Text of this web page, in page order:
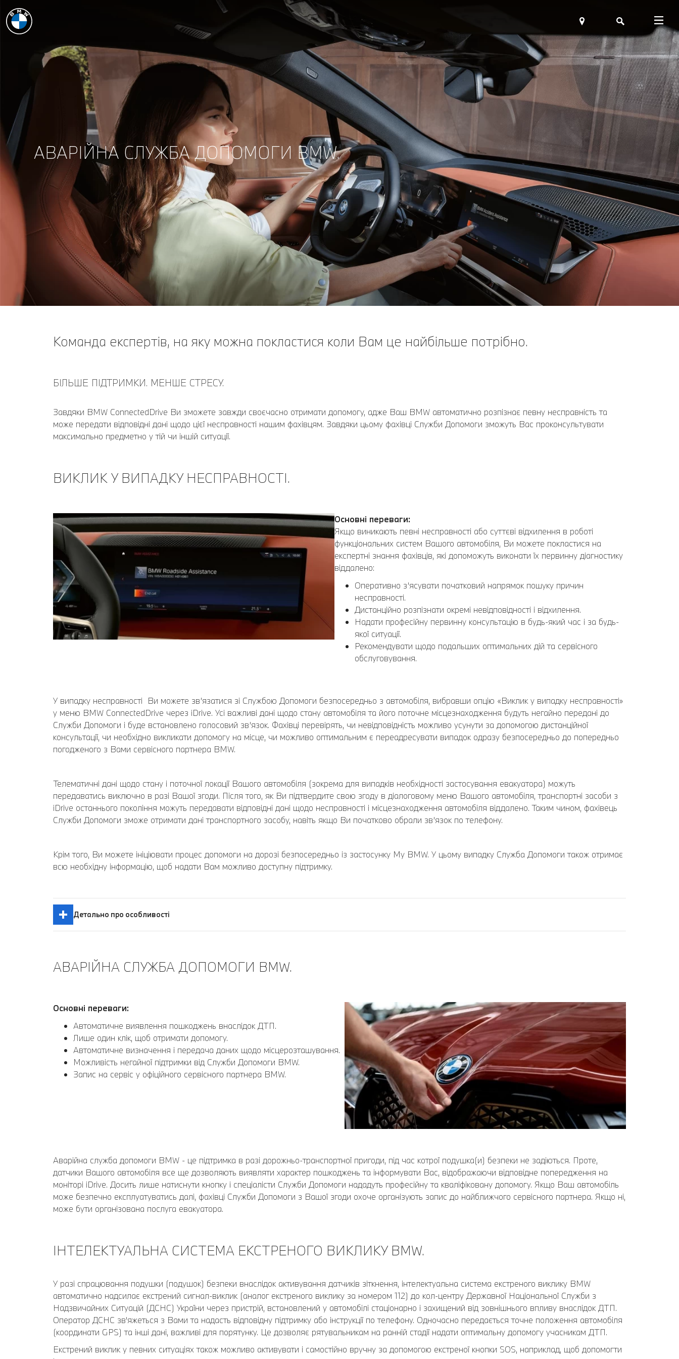
АВАРІЙНА СЛУЖБА ДОПОМОГИ BMW.
Команда експертів, на яку можна покластися коли Вам це найбільше потрібно.
БІЛЬШЕ ПІДТРИМКИ. МЕНШЕ СТРЕСУ.
Завдяки BMW ConnectedDrive Bи зможете завжди своєчасно отримати допомогу, адже Ваш BMW автоматично розпізнає певну несправність та
може передати відповідні дані щодо цієї несправності нашим фахівцям. Завдяки цьому фахівці Служби Допомоги зможуть Вас проконсультувати
максимально предметно у тій чи іншій ситуації.
ВИКЛИК У ВИПАДКУ НЕСПРАВНОСТІ.
Основні переваги:
Якщо виникають певні несправності або суттєві відхилення в роботі
функціональних систем Вашого автомобіля, Ви можете покластися на
експертні знання фахівців, які допоможуть виконати їх первинну діагностику
віддалено:
Оперативно з’ясувати початковий напрямок пошуку причин
несправності.
Дистанційно розпізнати окремі невідповідності і відхилення.
Надати професійну первинну консультацію в будь-який час і за будь-
якої ситуації.
Рекомендувати щодо подальших оптимальних дій та сервісного
обслуговування.
У випадку несправності Ви можете зв’язатися зі Службою Допомоги безпосередньо з автомобіля, вибравши опцію «Виклик у випадку несправності»
у меню BMW ConnectedDrive через iDrive. Усі важливі дані щодо стану автомобіля та його поточне місцезнаходження будуть негайно передані до
Служби Допомоги і буде встановлено голосовий зв’язок. Фахівці перевірять, чи невідповідність можливо усунути за допомогою дистанційної
консультації, чи необхідно викликати допомогу на місце, чи можливо оптимальним є переадресувати випадок одразу безпосередньо до попередньо
погодженого з Вами сервісного партнера BMW.
Телематичні дані щодо стану і поточної локації Вашого автомобіля (зокрема для випадків необхідності застосування евакуатора) можуть
передаватись виключно в разі Вашої згоди. Після того, як Ви підтвердите свою згоду в діалоговому меню Вашого автомобіля, транспортні засоби з
iDrive останнього покоління можуть передавати відповідні дані щодо несправності і місцезнаходження автомобіля віддалено. Таким чином, фахівець
Служби Допомоги зможе отримати дані транспортного засобу, навіть якщо Ви початково обрали зв’язок по телефону.
Крім того, Ви можете ініціювати процес допомоги на дорозі безпосередньо із застосунку My BMW. У цьому випадку Служба Допомоги також отримає
всю необхідну інформацію, щоб надати Вам можливо доступну підтримку.
Детально про особливості
АВАРІЙНА СЛУЖБА ДОПОМОГИ BMW.
Основні переваги:
Автоматичне виявлення пошкоджень внаслідок ДТП.
Лише один клік, щоб отримати допомогу.
Автоматичне визначення і передача даних щодо місцерозташування.
Можливість негайної підтримки від Служби Допомоги BMW.
Запис на сервіс у офіційного сервісного партнера BMW.
Аварійна служба допомоги BMW - це підтримка в разі дорожньо-транспортної пригоди, під час котрої подушка(и) безпеки не задіються. Проте,
датчики Вашого автомобіля все ще дозволяють виявляти характер пошкоджень та інформувати Вас, відображаючи відповідне попередження на
моніторі iDrive. Досить лише натиснути кнопку і спеціалісти Служби Допомоги нададуть професійну та кваліфіковану допомогу. Якщо Ваш автомобіль
може безпечно експлуатуватись далі, фахівці Служби Допомоги з Вашої згоди охоче організують запис до найближчого сервісного партнера. Якщо ні,
може бути організована послуга евакуатора.
ІНТЕЛЕКТУАЛЬНА СИСТЕМА ЕКСТРЕНОГО ВИКЛИКУ BMW.
У разі спрацювання подушки (подушок) безпеки внаслідок активування датчиків зіткнення, інтелектуальна система екстреного виклику BMW
автоматично надсилає екстрений сигнал-виклик (аналог екстреного виклику за номером 112) до кол-центру Державної Національної Служби з
Надзвичайних Ситуацій (ДСНС) України через пристрій, встановлений у автомобілі стаціонарно і захищений від зовнішнього впливу внаслідок ДТП.
Оператор ДСНС зв'яжеться з Вами та надасть відповідну підтримку або інструкції по телефону. Одночасно передається точне положення автомобіля
(координати GPS) та інші дані, важливі для порятунку. Це дозволяє рятувальникам на ранній стадії надати оптимальну допомогу учасникам ДТП.
Екстрений виклик у певних ситуаціях також можливо активувати і самостійно вручну за допомогою екстреної кнопки SOS, наприклад, щоб допомогти